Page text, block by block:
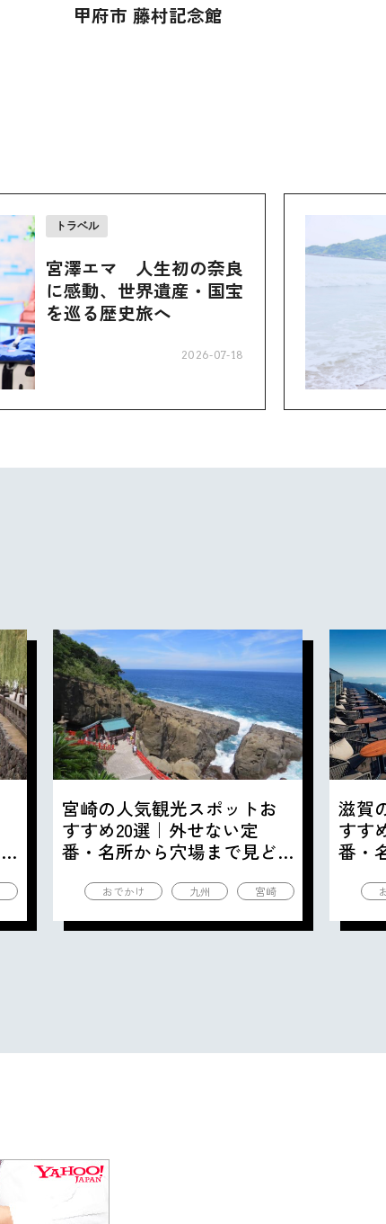
甲府市 藤村記念館
トラベル
宮澤エマ 人生初の奈良
に感動、世界遺産・国宝
を巡る歴史旅へ
2026-07-18
宮崎の人気観光スポットお
すすめ20選｜外せない定
番・名所から穴場まで見ど
おでかけ 九州 宮崎
滋賀
すす
番・